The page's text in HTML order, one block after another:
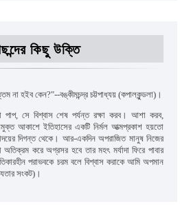
কিছু উক্তি
না হইব কেন?"--বঙ্কীমচন্দ্র চট্টপাধ্যয় (কপালকুন্ডলা)।
পাপ, সে বিশ্বাস শেষ পর্যন্ত রক্ষা করব। আশা করব
আকাশে ইতিহাসের একটি নির্মল আত্মপ্রকাশ হয়তো
দিগন্ত থেকে। আর-একদিন অপরাজিত মানুষ নিজের
করে অগ্রসর হবে তার মহৎ মর্যাদা ফিরে পাবার
পরাভবকে চরম বলে বিশ্বাস করাকে আমি অপমান
সংকট)।